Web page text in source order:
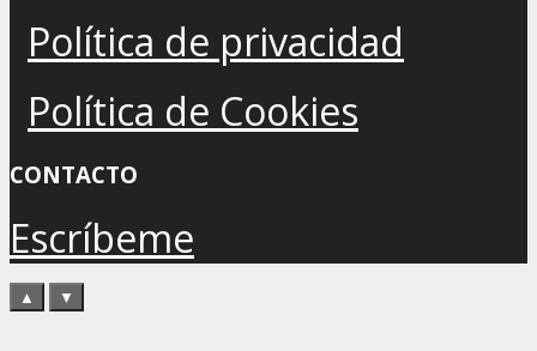
Política de privacidad
Política de Cookies
CONTACTO
Escríbeme
▲ ▼